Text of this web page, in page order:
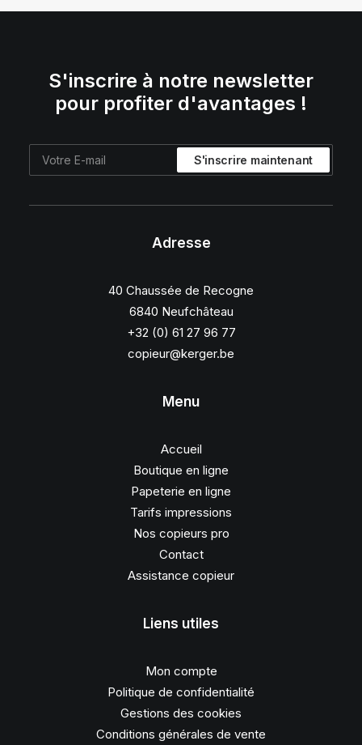
S'inscrire à notre newsletter
pour profiter d'avantages !
Adresse
40 Chaussée de Recogne
6840 Neufchâteau
+32 (0) 61 27 96 77
copieur@kerger.be
Menu
Accueil
Boutique en ligne
Papeterie en ligne
Tarifs impressions
Nos copieurs pro
Contact
Assistance copieur
Liens utiles
Mon compte
Politique de confidentialité
Gestions des cookies
Conditions générales de vente